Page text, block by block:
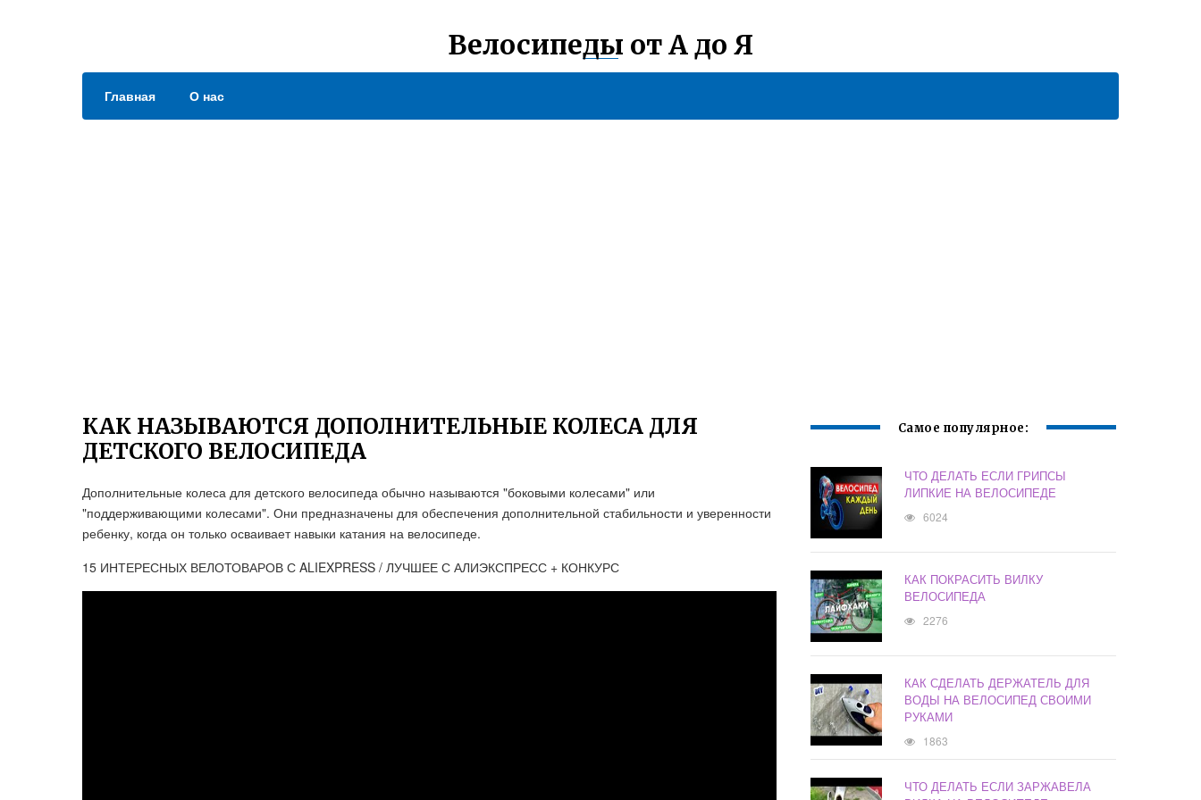
Велосипеды от А до Я
Главная О нас
КАК НАЗЫВАЮТСЯ ДОПОЛНИТЕЛЬНЫЕ КОЛЕСА ДЛЯ
ДЕТСКОГО ВЕЛОСИПЕДА
Дополнительные колеса для детского велосипеда обычно называются "боковыми колесами" или
"поддерживающими колесами". Они предназначены для обеспечения дополнительной стабильности и уверенности
ребенку, когда он только осваивает навыки катания на велосипеде.
15 ИНТЕРЕСНЫХ ВЕЛОТОВАРОВ С ALIEXPRESS / ЛУЧШЕЕ С АЛИЭКСПРЕСС + КОНКУРС
Самое популярное:
ЧТО ДЕЛАТЬ ЕСЛИ ГРИПСЫ
ЛИПКИЕ НА ВЕЛОСИПЕДЕ
6024
КАК ПОКРАСИТЬ ВИЛКУ
ВЕЛОСИПЕДА
2276
КАК СДЕЛАТЬ ДЕРЖАТЕЛЬ ДЛЯ
ВОДЫ НА ВЕЛОСИПЕД СВОИМИ
РУКАМИ
1863
ЧТО ДЕЛАТЬ ЕСЛИ ЗАРЖАВЕЛА